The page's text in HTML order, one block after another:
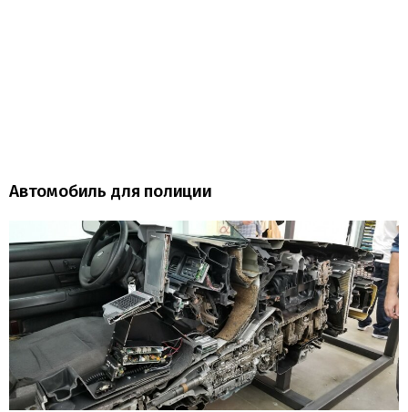
Автомобиль для полиции